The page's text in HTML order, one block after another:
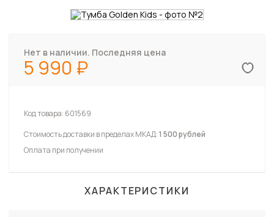
Нет в наличии. Последняя цена
5 990
Код товара: 601569
Стоимость доставки в пределах МКАД:1 500 рублей
Оплата при получении
ХАРАКТЕРИСТИКИ